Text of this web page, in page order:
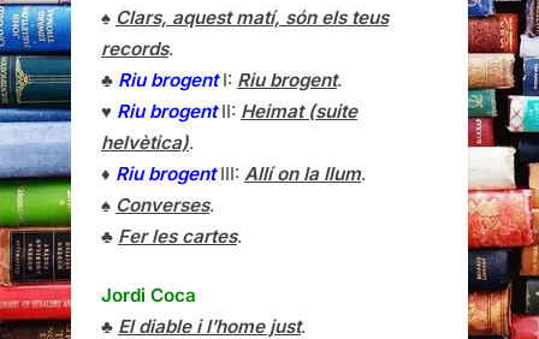
♠ Clars, aquest matí, són els teus
records.
♣ Riu brogentI: Riu brogent.
♥ Riu brogentII: Heimat (suite
helvètica).
♦ Riu brogentIII: Allí on la llum.
♠ Converses.
♣ Fer les cartes.
Jordi Coca
♣ El diable i l’home just.